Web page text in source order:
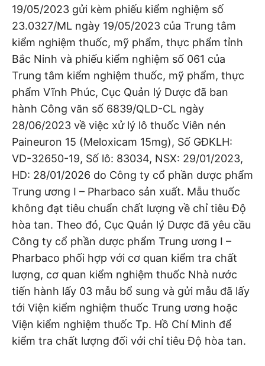
19/05/2023 gửi kèm phiếu kiểm nghiệm số
23.0327/ML ngày 19/05/2023 của Trung tâm
kiểm nghiệm thuốc, mỹ phẩm, thực phẩm tỉnh
Bắc Ninh và phiếu kiểm nghiệm số 061 của
Trung tâm kiểm nghiệm thuốc, mỹ phẩm, thực
phẩm Vĩnh Phúc, Cục Quản lý Dược đã ban
hành Công văn số 6839/QLD-CL ngày
28/06/2023 về việc xử lý lô thuốc Viên nén
Paineuron 15 (Meloxicam 15mg), Số GĐKLH:
VD-32650-19, Số lô: 83034, NSX: 29/01/2023,
HD: 28/01/2026 do Công ty cổ phần dược phẩm
Trung ương I – Pharbaco sản xuất. Mẫu thuốc
không đạt tiêu chuẩn chất lượng về chỉ tiêu Độ
hòa tan. Theo đó, Cục Quản lý Dược đã yêu cầu
Công ty cổ phần dược phẩm Trung ương I –
Pharbaco phối hợp với cơ quan kiểm tra chất
lượng, cơ quan kiểm nghiệm thuốc Nhà nước
tiến hành lấy 03 mẫu bổ sung và gửi mẫu đã lấy
tới Viện kiểm nghiệm thuốc Trung ương hoặc
Viện kiểm nghiệm thuốc Tp. Hồ Chí Minh để
kiểm tra chất lượng đối với chỉ tiêu Độ hòa tan.